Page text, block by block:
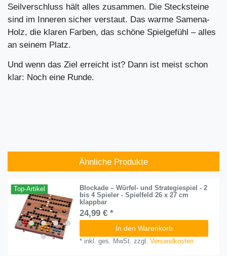
Seilverschluss hält alles zusammen. Die Stecksteine
sind im Inneren sicher verstaut. Das warme Samena-
Holz, die klaren Farben, das schöne Spielgefühl – alles
an seinem Platz.
Und wenn das Ziel erreicht ist? Dann ist meist schon
klar: Noch eine Runde.
Ähnliche Produkte
Top-Artikel
Blockade – Würfel- und Strategiespiel - 2
bis 4 Spieler - Spielfeld 26 x 27 cm
klappbar
24,99 € *
In den Warenkorb
* inkl. ges. MwSt. zzgl.Versandkosten